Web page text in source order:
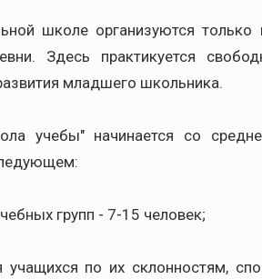
школе организуются только
Здесь практикуется
младшего школьника.
учебы" начинается со
групп - 7-15 человек;
учащихся по их склонностям,